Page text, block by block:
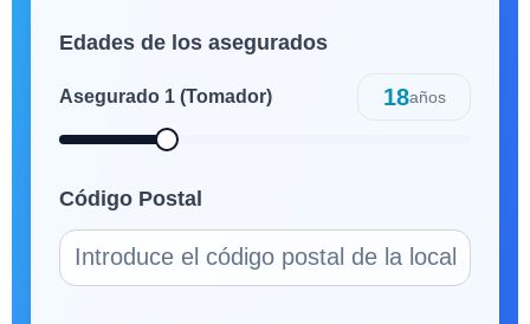
Edades de los asegurados
Asegurado 1 (Tomador) 18años
Código Postal